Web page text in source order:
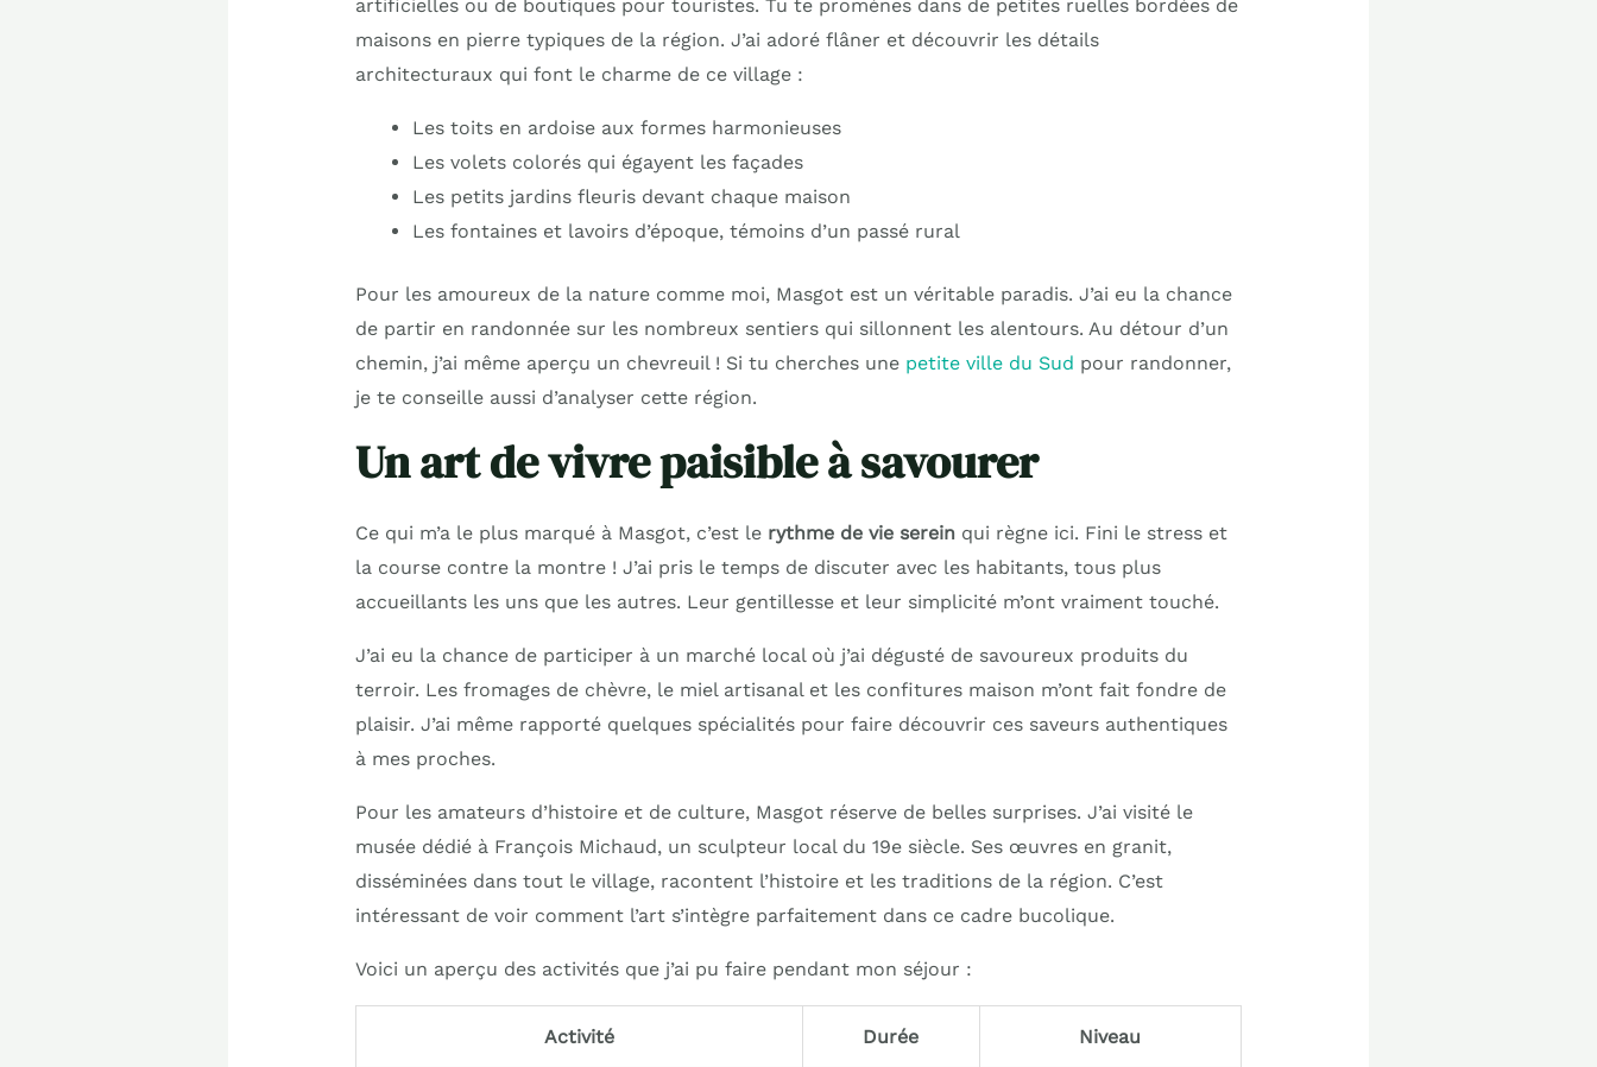
artificielles ou de boutiques pour touristes. Tu te promènes dans de petites ruelles bordées de
maisons en pierre typiques de la région. J’ai adoré flâner et découvrir les détails
architecturaux qui font le charme de ce village :
Les toits en ardoise aux formes harmonieuses
Les volets colorés qui égayent les façades
Les petits jardins fleuris devant chaque maison
Les fontaines et lavoirs d’époque, témoins d’un passé rural
Pour les amoureux de la nature comme moi, Masgot est un véritable paradis. J’ai eu la chance
de partir en randonnée sur les nombreux sentiers qui sillonnent les alentours. Au détour d’un
chemin, j’ai même aperçu un chevreuil ! Si tu cherches une petite ville du Sud pour randonner,
je te conseille aussi d’analyser cette région.
Un art de vivre paisible à savourer
Ce qui m’a le plus marqué à Masgot, c’est le rythme de vie sereinqui règne ici. Fini le stress et
la course contre la montre ! J’ai pris le temps de discuter avec les habitants, tous plus
accueillants les uns que les autres. Leur gentillesse et leur simplicité m’ont vraiment touché.
J’ai eu la chance de participer à un marché local où j’ai dégusté de savoureux produits du
terroir. Les fromages de chèvre, le miel artisanal et les confitures maison m’ont fait fondre de
plaisir. J’ai même rapporté quelques spécialités pour faire découvrir ces saveurs authentiques
à mes proches.
Pour les amateurs d’histoire et de culture, Masgot réserve de belles surprises. J’ai visité le
musée dédié à François Michaud, un sculpteur local du 19e siècle. Ses œuvres en granit,
disséminées dans tout le village, racontent l’histoire et les traditions de la région. C’est
intéressant de voir comment l’art s’intègre parfaitement dans ce cadre bucolique.
Voici un aperçu des activités que j’ai pu faire pendant mon séjour :
Activité Durée Niveau